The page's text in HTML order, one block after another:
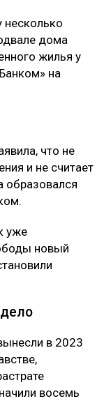
несколько
дома
жилья у
на
что не
и не считает
образовался
уже
новый
в 2023
восемь